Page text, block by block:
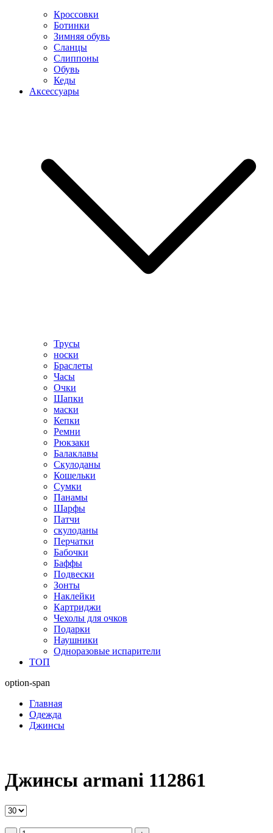
Кроссовки
Ботинки
Зимняя обувь
Сланцы
Слиппоны
Обувь
Кеды
Аксессуары
Трусы
носки
Браслеты
Часы
Очки
Шапки
маски
Кепки
Ремни
Рюкзаки
Балаклавы
Скулоданы
Кошельки
Сумки
Панамы
Шарфы
Патчи
скулоданы
Перчатки
Бабочки
Баффы
Подвески
Зонты
Наклейки
Картриджи
Чехолы для очков
Подарки
Наушники
Одноразовые испарители
ТОП
option-span
Главная
Одежда
Джинсы
Джинсы armani 112861